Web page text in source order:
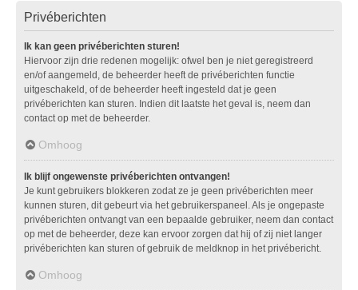
Privéberichten
Ik kan geen privéberichten sturen!
Hiervoor zijn drie redenen mogelijk: ofwel ben je niet geregistreerd
en/of aangemeld, de beheerder heeft de privéberichten functie
uitgeschakeld, of de beheerder heeft ingesteld dat je geen
privéberichten kan sturen. Indien dit laatste het geval is, neem dan
contact op met de beheerder.
Omhoog
Ik blijf ongewenste privéberichten ontvangen!
Je kunt gebruikers blokkeren zodat ze je geen privéberichten meer
kunnen sturen, dit gebeurt via het gebruikerspaneel. Als je ongepaste
privéberichten ontvangt van een bepaalde gebruiker, neem dan contact
op met de beheerder, deze kan ervoor zorgen dat hij of zij niet langer
privéberichten kan sturen of gebruik de meldknop in het privébericht.
Omhoog